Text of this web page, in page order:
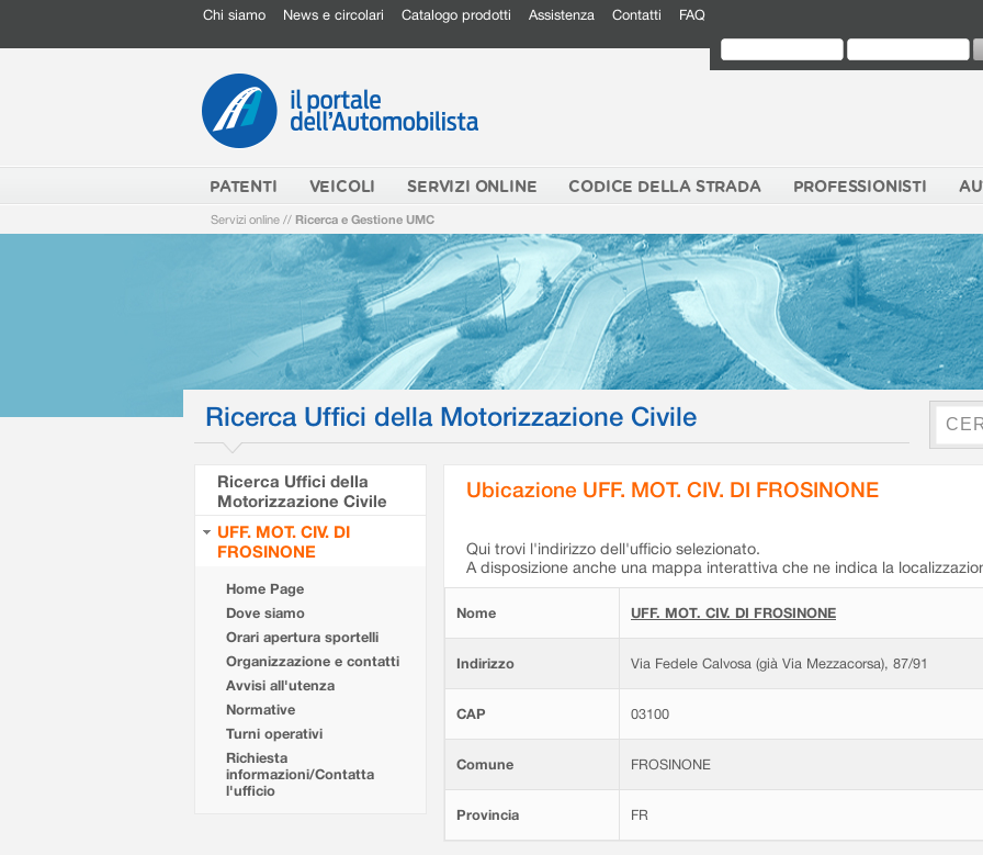
Chi siamo News e circolari Catalogo prodotti Assistenza Contatti FAQ
PATENTI VEICOLI SERVIZI ONLINE CODICE DELLA STRADA PROFESSIONISTI
Servizi online // Ricerca e Gestione UMC
Ricerca Uffici della Motorizzazione Civile
Ricerca Uffici della
Motorizzazione Civile
UFF. MOT. CIV. DI
FROSINONE
Home Page
Dove siamo
Orari apertura sportelli
Organizzazione e contatti
Avvisi all'utenza
Normative
Turni operativi
Richiesta
informazioni/Contatta
l'ufficio
Ubicazione UFF. MOT. CIV. DI FROSINONE
Qui trovi l'indirizzo dell'ufficio selezionato.
A disposizione anche una mappa interattiva che ne indica la
Nome UFF. MOT. CIV. DI FROSINONE
Indirizzo Via Fedele Calvosa (già Via Mezzacorsa), 87/91
CAP 03100
Comune FROSINONE
Provincia FR